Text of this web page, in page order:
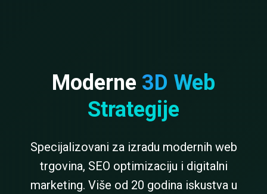
Moderne 3D Web
Strategije
Specijalizovani za izradu modernih web
trgovina, SEO optimizaciju i digitalni
marketing. Više od 20 godina iskustva u